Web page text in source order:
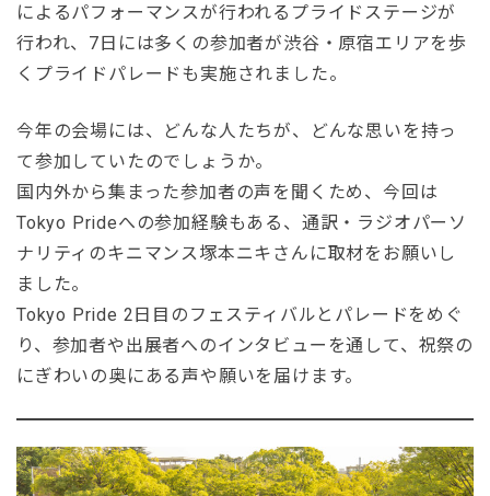
によるパフォーマンスが行われるプライドステージが
行われ、7日には多くの参加者が渋谷・原宿エリアを歩
くプライドパレードも実施されました。
今年の会場には、どんな人たちが、どんな思いを持っ
て参加していたのでしょうか。
国内外から集まった参加者の声を聞くため、今回は
Tokyo Prideへの参加経験もある、通訳・ラジオパーソ
ナリティのキニマンス塚本ニキさんに取材をお願いし
ました。
Tokyo Pride 2日目のフェスティバルとパレードをめぐ
り、参加者や出展者へのインタビューを通して、祝祭の
にぎわいの奥にある声や願いを届けます。